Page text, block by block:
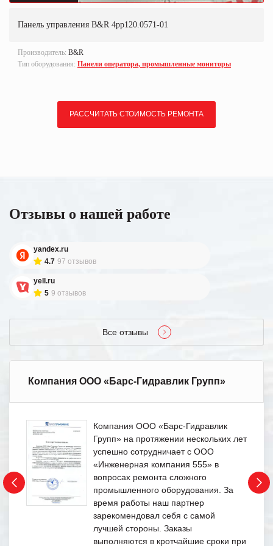
Панель управления B&R 4pp120.0571-01
Производитель: B&R
Тип оборудования: Панели оператора, промышленные мониторы
РАССЧИТАТЬ СТОИМОСТЬ РЕМОНТА
Отзывы о нашей работе
yandex.ru
4.7 97 отзывов
yell.ru
5 9 отзывов
Все отзывы
Компания ООО «Барс-Гидравлик Групп»
Компания ООО «Барс-Гидравлик
Групп» на протяжении нескольких лет
успешно сотрудничает с ООО
«Инженерная компания 555» в
вопросах ремонта сложного
промышленного оборудования. За
время работы наш партнер
зарекомендовал себя с самой
лучшей стороны. Заказы
выполняются в кротчайшие сроки при